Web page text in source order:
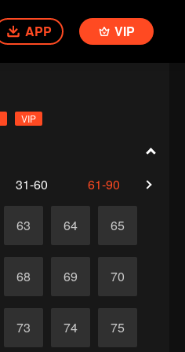
APP VIP
VIP
31-60 61-90
63 64 65
68 69 70
73 74 75